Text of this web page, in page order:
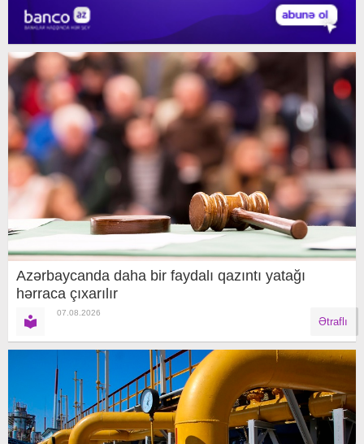
Azərbaycanda daha bir faydalı qazıntı yatağı
hərraca çıxarılır
07.08.2026
Ətraflı